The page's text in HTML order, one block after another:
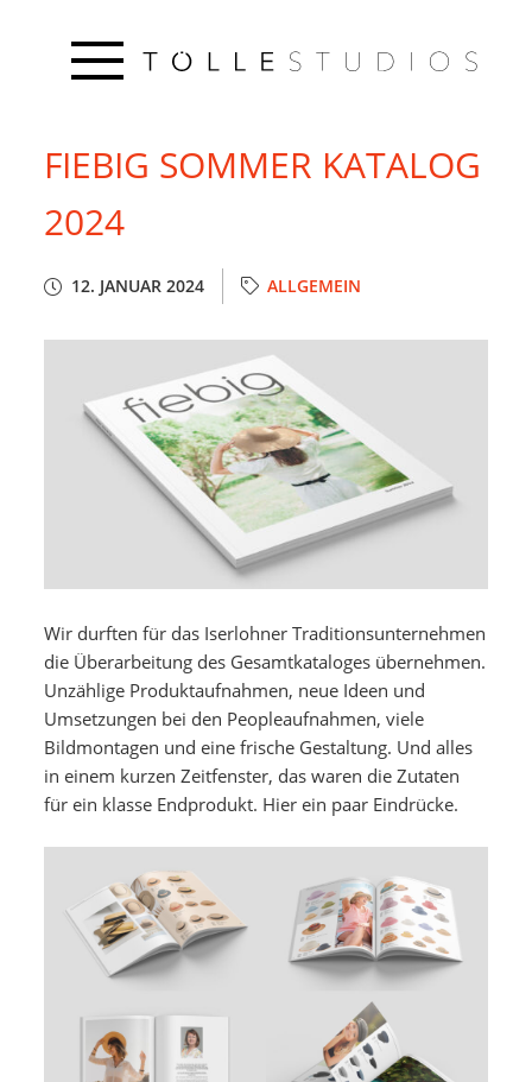
FIEBIG SOMMER KATALOG
2024
12. JANUAR 2024 ALLGEMEIN
Wir durften für das Iserlohner Traditionsunternehmen
die Überarbeitung des Gesamtkataloges übernehmen.
Unzählige Produktaufnahmen, neue Ideen und
Umsetzungen bei den Peopleaufnahmen, viele
Bildmontagen und eine frische Gestaltung. Und alles
in einem kurzen Zeitfenster, das waren die Zutaten
für ein klasse Endprodukt. Hier ein paar Eindrücke.